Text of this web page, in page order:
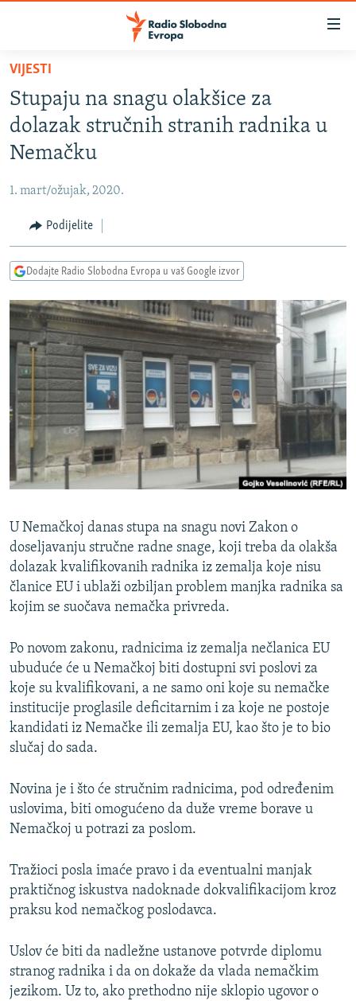
Pređite
glavni
sadržaj
Pređite
na
glavnu
Pređite
na
pretragu
BOSNA I HERCEGOVINA
SRBIJA
CRNA GORA
VIZUELNO
INFOGRAFIKE
RAT U UKRAJINI
KINA NA BALKANU
RSE PRIČE IZ SVIJETA
ISPRIČAJ MI
DNEVNO@RSE
SPECIJALI RSE
VIŠE OD NASLOVA
GENOCID U SREBRENICI
TV LIBERTY
POST SCRIPTUM
MOJA EVROPA
SVE KARTE DEJTONA
NASTANAK I RASPAD JUGOSLAVIJE
PRATITE NAS
Sve RFE/RL stranice
VIJESTI
Stupaju na snagu olakšice za
dolazak stručnih stranih radnika u
Nemačku
1. mart/ožujak, 2020.
Podijelite
Dodajte Radio Slobodna Evropa u vaš Google izvor
U Nemačkoj danas stupa na snagu novi Zakon o
doseljavanju stručne radne snage, koji treba da olakša
dolazak kvalifikovanih radnika iz zemalja koje nisu
članice EU i ublaži ozbiljan problem manjka radnika sa
kojim se suočava nemačka privreda.
Po novom zakonu, radnicima iz zemalja nečlanica EU
ubuduće će u Nemačkoj biti dostupni svi poslovi za
koje su kvalifikovani, a ne samo oni koje su nemačke
institucije proglasile deficitarnim i za koje ne postoje
kandidati iz Nemačke ili zemalja EU, kao što je to bio
slučaj do sada.
Novina je i što će stručnim radnicima, pod određenim
uslovima, biti omogućeno da duže vreme borave u
Nemačkoj u potrazi za poslom.
Tražioci posla imaće pravo i da eventualni manjak
praktičnog iskustva nadoknade dokvalifikacijom kroz
praksu kod nemačkog poslodavca.
Uslov će biti da nadležne ustanove potvrde diplomu
stranog radnika i da on dokaže da vlada nemačkim
jezikom. Uz to, ako prethodno nije sklopio ugovor o